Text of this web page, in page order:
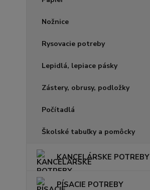
Nožnice
Rysovacie potreby
Lepidlá, lepiace pásky
Zástery, obrusy, podložky
Počítadlá
Školské tabuľky a pomôcky
KANCELÁRSKE POTREBY
PÍSACIE POTREBY